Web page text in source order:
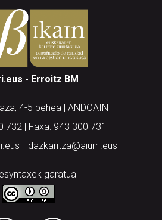
- Erroitz BM
4-5 behea | ANDOAIN
732 | Faxa: 943 300 731
| idazkaritza@aiurri.eus
garatua